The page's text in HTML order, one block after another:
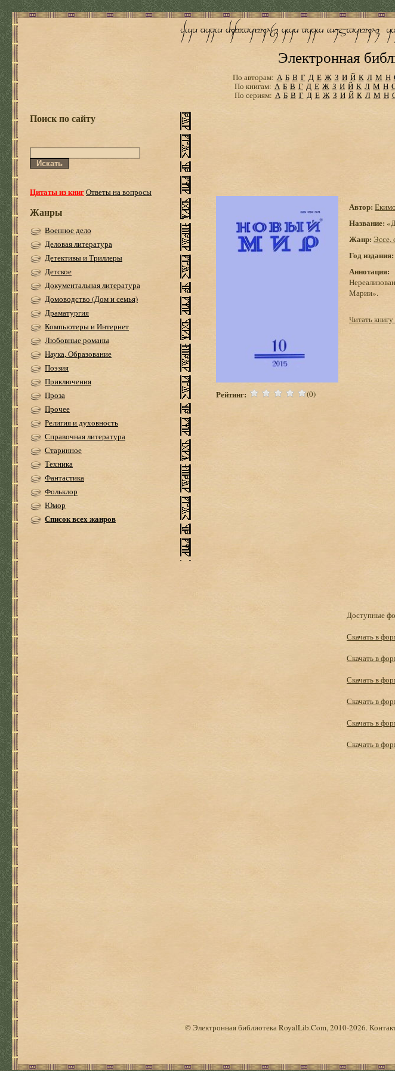
Электронная
По авторам: А Б В Г Д Е Ж З И Й К Л М Н
По книгам: А Б В Г Д Е Ж З И Й К Л М Н
По сериям: А Б В Г Д Е Ж З И Й К Л М Н
Поиск по сайту
Цитаты из книгОтветы на вопросы
Жанры
Военное дело
Деловая литература
Детективы и Триллеры
Детское
Документальная литература
Домоводство (Дом и семья)
Драматургия
Компьютеры и Интернет
Любовные романы
Наука, Образование
Поэзия
Приключения
Проза
Прочее
Религия и духовность
Справочная литература
Старинное
Техника
Фантастика
Фольклор
Юмор
Список всех жанров
Рейтинг: (0)
Автор:
Название:
Жанр: Эссе,
Год издания:
Аннотация:
Марии».
Читать
Доступные
Скачать в
Скачать в
Скачать в
Скачать в
Скачать в
Скачать в
© Электронная библиотека RoyalLib.Com, 2010-2026.